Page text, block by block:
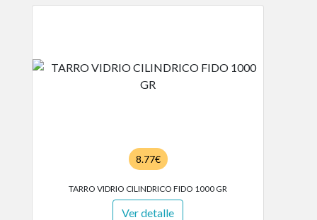
8.77€
TARRO VIDRIO CILINDRICO FIDO 1000 GR
Ver detalle